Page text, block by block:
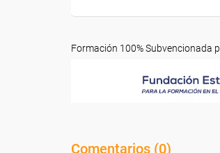
Formación 100% Subvencionada
Comentarios (0)